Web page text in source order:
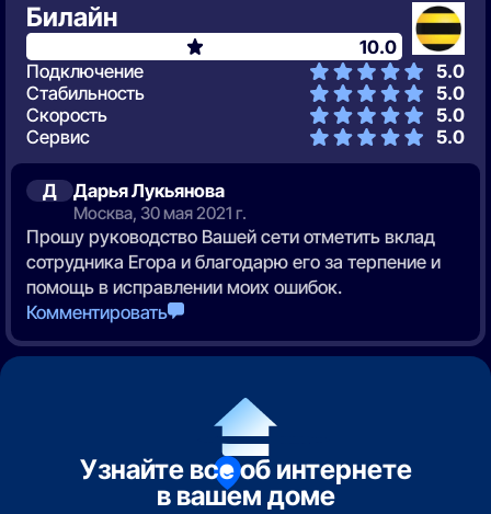
Д Дарья Лукьянова
Москва, 30 мая 2021 г.
Прошу руководство Вашей сети отметить вклад
сотрудника Егора и благодарю его за терпение и
помощь в исправлении моих ошибок.
Комментировать
Билайн
10.0
Подключение
5.0
Стабильность
5.0
Скорость
5.0
Сервис
5.0
Узнайте все об интернете
в вашем доме